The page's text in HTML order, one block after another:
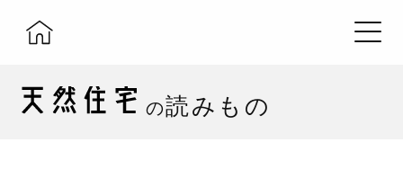
の読みもの